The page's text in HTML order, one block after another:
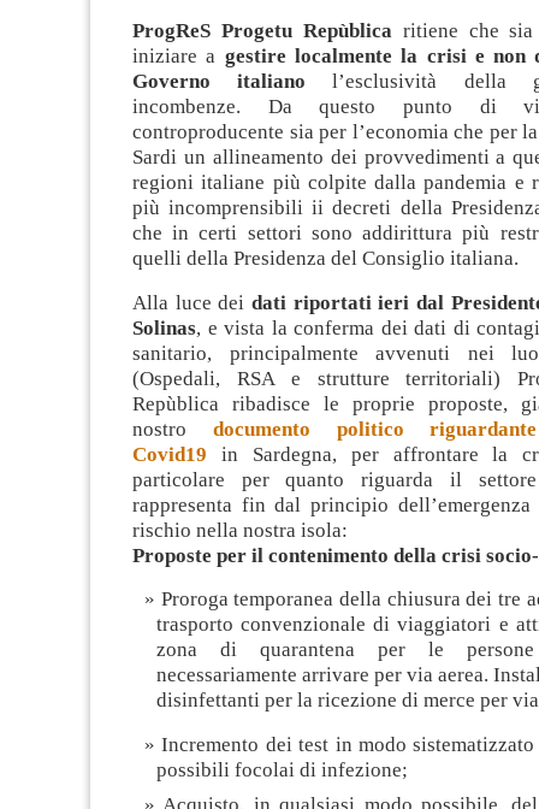
ProgReS Progetu Repùblicaritiene che
iniziare a gestire localmente la crisi e non
Governo italiano l’esclusività della
incombenze. Da questo punto di
controproducente sia per l’economia che per
Sardi un allineamento dei provvedimenti a
regioni italiane più colpite dalla pandemia e
più incomprensibili ii decreti della
che in certi settori sono addirittura più
quelli della Presidenza del Consiglio italiana.
Alla luce dei dati riportati ieri dal
Solinas, e vista la conferma dei dati di
sanitario, principalmente avvenuti nei
(Ospedali, RSA e strutture territoriali)
Repùblica ribadisce le proprie proposte,
nostro documento politico
Covid19 in Sardegna, per affrontare la
particolare per quanto riguarda il
rappresenta fin dal principio
rischio nella nostra isola:
Proposte per il contenimento della crisi
Proroga temporanea della chiusura dei tre
trasporto convenzionale di viaggiatori e
zona di quarantena per le
necessariamente arrivare per via aerea.
disinfettanti per la ricezione di merce per
Incremento dei test in modo
possibili focolai di infezione;
Acquisto, in qualsiasi modo possibile,